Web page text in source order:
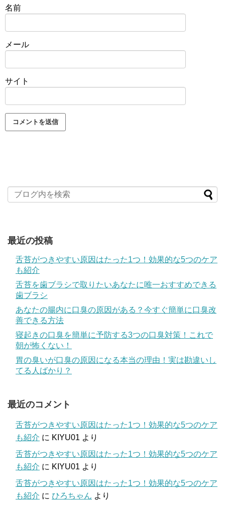
名前
メール
サイト
最近の投稿
舌苔がつきやすい原因はたった1つ！効果的な5つのケア
も紹介
舌苔を歯ブラシで取りたいあなたに唯一おすすめできる
歯ブラシ
あなたの腸内に口臭の原因がある？今すぐ簡単に口臭改
善できる方法
寝起きの口臭を簡単に予防する3つの口臭対策！これで
朝が怖くない！
胃の臭いが口臭の原因になる本当の理由！実は勘違いし
てる人ばかり？
最近のコメント
舌苔がつきやすい原因はたった1つ！効果的な5つのケア
も紹介 に KIYU01 より
舌苔がつきやすい原因はたった1つ！効果的な5つのケア
も紹介 に KIYU01 より
舌苔がつきやすい原因はたった1つ！効果的な5つのケア
も紹介 に ひろちゃん より